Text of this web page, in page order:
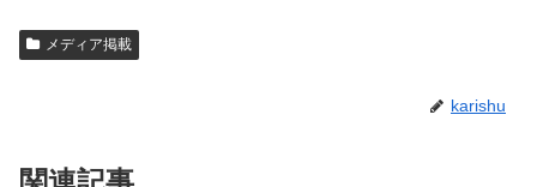
メディア掲載
karishu